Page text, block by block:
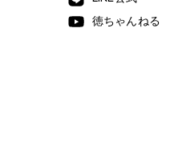
徳ちゃんねる